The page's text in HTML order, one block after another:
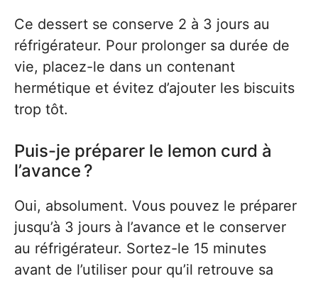
Ce dessert se conserve 2 à 3 jours au
réfrigérateur. Pour prolonger sa durée de
vie, placez-le dans un contenant
hermétique et évitez d’ajouter les biscuits
trop tôt.
Puis-je préparer le lemon curd à
l’avance ?
Oui, absolument. Vous pouvez le préparer
jusqu’à 3 jours à l’avance et le conserver
au réfrigérateur. Sortez-le 15 minutes
avant de l’utiliser pour qu’il retrouve sa